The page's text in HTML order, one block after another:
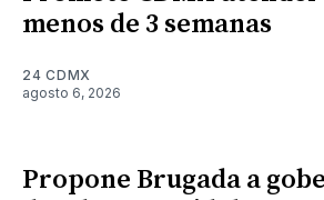
menos de 3 semanas
24 CDMX
agosto 6, 2026
Propone Brugada a